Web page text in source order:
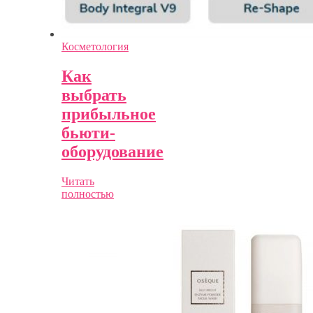
Косметология
Как
выбрать
прибыльное
бьюти-
оборудование
Читать
полностью